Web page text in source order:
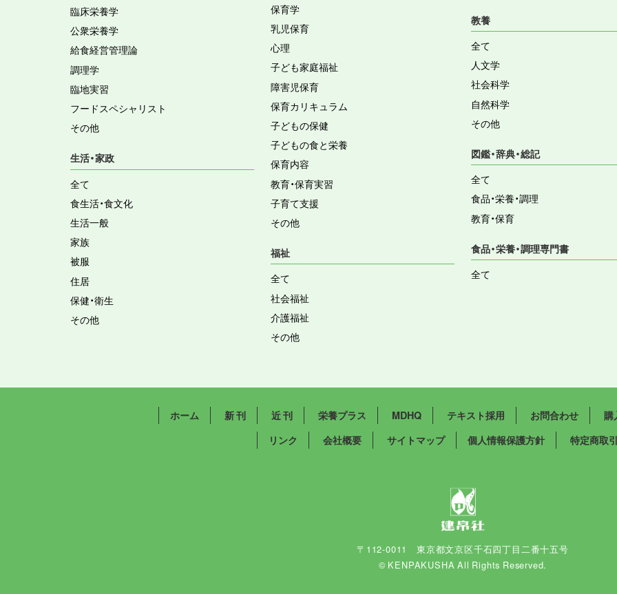
臨床栄養学
公衆栄養学
給食経営管理論
調理学
臨地実習
フードスペシャリスト
その他
生活・家政
全て
食生活・食文化
生活一般
家族
被服
住居
保健・衛生
その他
保育学
乳児保育
心理
子ども家庭福祉
障害児保育
保育カリキュラム
子どもの保健
子どもの食と栄養
保育内容
教育・保育実習
子育て支援
その他
福祉
全て
社会福祉
介護福祉
その他
教養
全て
人文学
社会科学
自然科学
その他
図鑑・辞典・総記
全て
食品・栄養・調理
教育・保育
食品・栄養・調理専門書
全て
ホーム 新 刊 近 刊 栄養プラス MDHQ テキスト採用 お問合わせ 購
リンク
会社概要 サイトマップ 個人情報保護方針 特定商取
〒112-0011 東京都文京区千石四丁目二番十五号
© KENPAKUSHA All Rights Reserved.